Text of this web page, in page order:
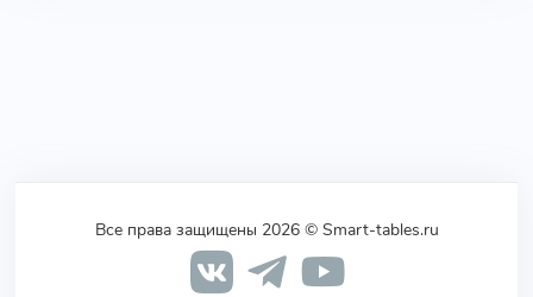
Все права защищены 2026 © Smart-tables.ru